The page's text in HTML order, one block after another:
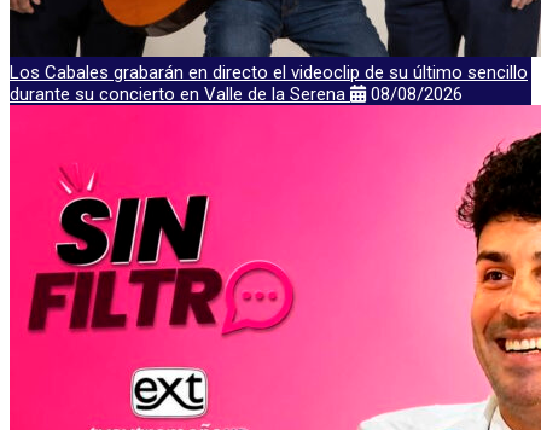
Los Cabales grabarán en directo el videoclip de su último sencillo
durante su concierto en Valle de la Serena
08/08/2026